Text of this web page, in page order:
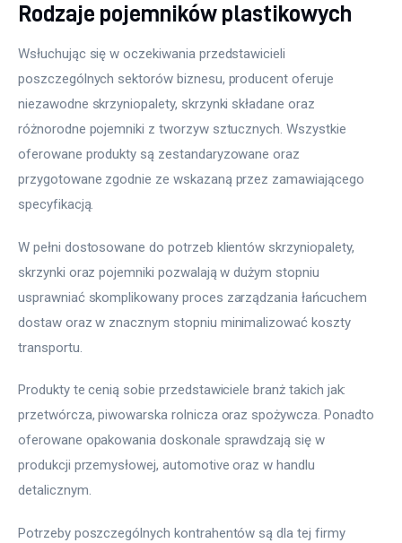
Rodzaje pojemników plastikowych
Wsłuchując się w oczekiwania przedstawicieli
poszczególnych sektorów biznesu, producent oferuje
niezawodne skrzyniopalety, skrzynki składane oraz
różnorodne pojemniki z tworzyw sztucznych. Wszystkie
oferowane produkty są zestandaryzowane oraz
przygotowane zgodnie ze wskazaną przez zamawiającego
specyfikacją.
W pełni dostosowane do potrzeb klientów skrzyniopalety,
skrzynki oraz pojemniki pozwalają w dużym stopniu
usprawniać skomplikowany proces zarządzania łańcuchem
dostaw oraz w znacznym stopniu minimalizować koszty
transportu.
Produkty te cenią sobie przedstawiciele branż takich jak:
przetwórcza, piwowarska rolnicza oraz spożywcza. Ponadto
oferowane opakowania doskonale sprawdzają się w
produkcji przemysłowej, automotive oraz w handlu
detalicznym.
Potrzeby poszczególnych kontrahentów są dla tej firmy